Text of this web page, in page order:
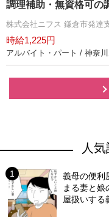
調理補助・無資格可の
株式会社ニフス 鎌倉市発達
時給1,225円
アルバイト・パート / 神奈
人
義母の便利
まる妻と娘
屋扱いする